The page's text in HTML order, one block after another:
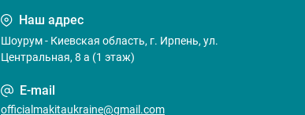
Наш адрес
Шоурум - Киевская область, г. Ирпень, ул.
Центральная, 8 а (1 этаж)
E-mail
officialmakitaukraine@gmail.com